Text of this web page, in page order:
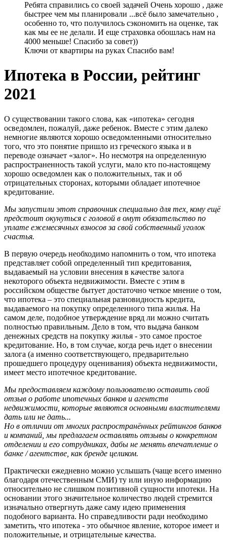
Ребята справились со своей задачей Очень хорошо , даже
быстрее чем мы планировали ...всё было замечательно ,
особенно то, что получилось сэкономить на оценке, так
как мы ее не делали. И еще страховка обошлась нам на
4000 меньше! Спасибо за совет))
Ключи от квартиры на руках Спасибо вам!
Ипотека в России, рейтинг
2021
О существовании такого слова, как «ипотека» сегодня
осведомлен, пожалуй, даже ребенок. Вместе с этим далеко
немногие являются хорошо осведомленными относительно
того, что это понятие пришло из греческого языка и в
переводе означает «залог». Но несмотря на определенную
распространенность такой услуги, мало кто по-настоящему
хорошо осведомлен как о положительных, так и об
отрицательных сторонах, которыми обладает ипотечное
кредитование.
Мы запустили этот справочник специально для тех, кому ещё
предстоит окунуться с головой в омут обязательство по
уплате ежемесячных взносов за свой собственный уголок
счастья.
В первую очередь необходимо напомнить о том, что ипотека
представляет собой определенный тип кредитования,
выдаваемый на условии внесения в качестве залога
некоторого объекта недвижимости. Вместе с этим в
российском обществе бытует достаточно четкое мнение о том,
что ипотека – это специальная разновидность кредита,
выдаваемого на покупку определенного типа жилья. На
самом деле, подобное утверждение вряд ли можно считать
полностью правильным. Дело в том, что выдача банком
денежных средств на покупку жилья - это самое простое
кредитование. Но, в том случае, когда речь идет о внесении
залога (а именно соответствующего, предварительно
прошедшего процедуру оценивания) объекта недвижимости,
имеет место ипотечное кредитование.
Мы предоставляем каждому пользователю оставить свой
отзыв о работе ипотечных банков и агентств
недвижимости, которые являются основными властителями
дать или не дать...
Но в отличии от многих распространённых рейтингов банков
и компаний, мы предлагаем оставлять отзывы о конкретном
отделении и его сотрудниках, дабы не менять впечатление о
банке / агентстве, как бренде целиком.
Практически ежедневно можно услышать (чаще всего именно
благодаря отечественным СМИ) ту или иную информацию
относительно не слишком позитивной сущности ипотеки. На
основании этого значительное количество людей стремится
изначально отвергнуть даже саму идею применения
подобного варианта. Но справедливости ради необходимо
заметить, что ипотека - это обычное явление, которое имеет и
положительные, и отрицательные качества.